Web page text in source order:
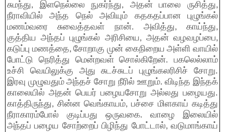
சுமந்து, இளநெல்லை நுகர்ந்து, அதன் பாலை ருசித்து,
நீராவியில் அந்த நெல் அவியும் கதகதப்பான புழுங்கல்
மணம்வரை சுவைத்தவள் நான். அவித்து, காய்ந்து,
குத்திய அந்தப் புழுங்கல் அரிசியை, அதன் வழவழப்பை,
கடுப்பு மணத்தை, சோறாகு முன் கைநிறைய அள்ளி வாயில்
போட்டு நெரித்து மென்றவள் சொல்கிறேன். பகலெல்லாம்
உச்சி வெயிலுக்கு அது சுடச்சுடப் புழுங்கலரிசிச் சோறு.
இரவு முழுவதும் அந்தச் சோறு நீரில் ஊறும். விடிந்த இந்தக்
காலையில் அதன் பெயர் பழையசோறு அல்லது பழையது.
காத்திருந்து, சின்ன வெங்காயம், பச்சை மிளகாய் கடித்து
நீராகாரம்போல் குடிப்பது ஒருவகை. வாழை இலையில்
அந்தப் பழைய சோற்றைப் பிழிந்து போட்டால், வடுமாங்காய்